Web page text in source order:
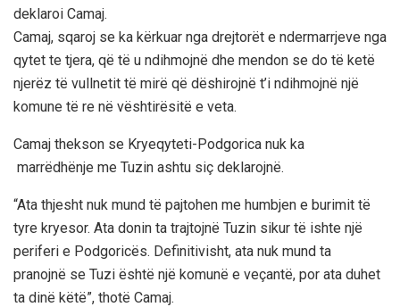
deklaroi Camaj.
Camaj, sqaroj se ka kërkuar nga drejtorët e ndermarrjeve nga
qytet te tjera, që të u ndihmojnë dhe mendon se do të ketë
njerëz të vullnetit të mirë që dëshirojnë t’i ndihmojnë një
komune të re në vështirësitë e veta.
Camaj thekson se Kryeqyteti-Podgorica nuk ka
marrëdhënje me Tuzin ashtu siç deklarojnë.
“Ata thjesht nuk mund të pajtohen me humbjen e burimit të
tyre kryesor. Ata donin ta trajtojnë Tuzin sikur të ishte një
periferi e Podgoricës. Definitivisht, ata nuk mund ta
pranojnë se Tuzi është një komunë e veçantë, por ata duhet
ta dinë këtë”, thotë Camaj.